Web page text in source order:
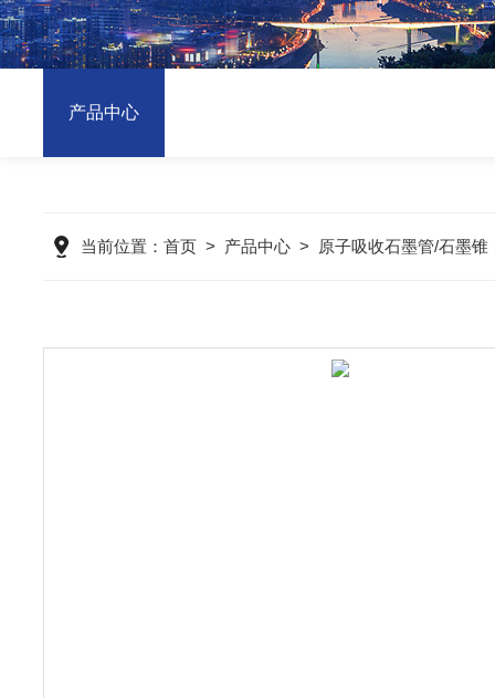
产品中心
当前位置： 首页 > 产品中心 > 原子吸收石墨管/石墨锥